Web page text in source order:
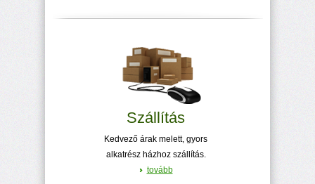
Szállítás
Kedvező árak melett, gyors
alkatrész házhoz szállítás.
tovább